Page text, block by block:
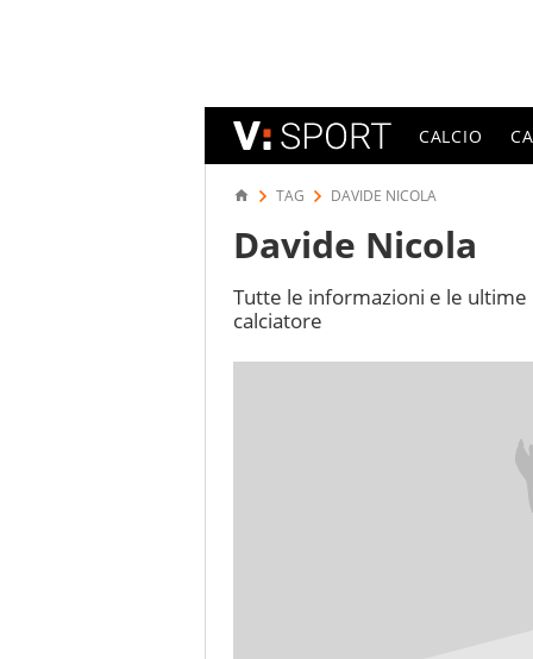
CALCIO
TAG DAVIDE NICOLA
Davide Nicola
Tutte le informazioni e le ultime
calciatore